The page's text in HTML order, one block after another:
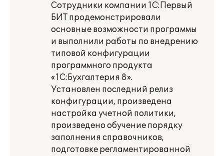
Сотрудники компании 1С:Первый
БИТ продемонстрировали
основные возможности программы
и выполнили работы по внедрению
типовой конфигурации
программного продукта
«1С:Бухгалтерия 8».
Установлен последний релиз
конфигурации, произведена
настройка учетной политики,
произведено обучение порядку
заполнения справочников,
подготовке регламентированной